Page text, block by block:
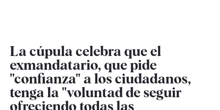
La cúpula celebra que el
exmandatario, que pide
"confianza" a los ciudadanos,
tenga la "voluntad de seguir
ofreciendo todas las